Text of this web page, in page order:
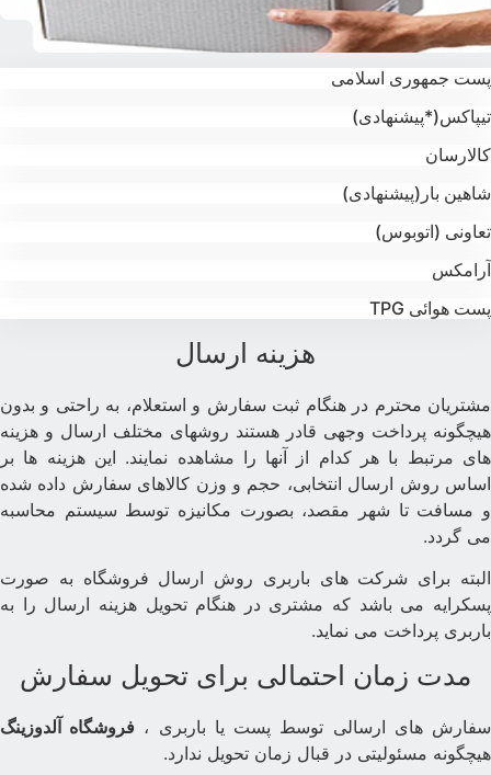
پست جمهوری اسلامی
تیپاکس(*پیشنهادی)
کالارسان
شاهین بار(پیشنهادی)
تعاونی (اتوبوس)
آرامکس
پست هوائی TPG
هزینه ارسال
مشتریان محترم در هنگام ثبت سفارش و استعلام، به راحتی و بدون
هیچگونه پرداخت وجهی قادر هستند روشهای مختلف ارسال و هزینه
های مرتبط با هر کدام از آنها را مشاهده نمایند. این هزینه ها بر
اساس روش ارسال انتخابی، حجم و وزن کالاهای سفارش داده شده
و مسافت تا شهر مقصد، بصورت مکانیزه توسط سیستم محاسبه
می گردد.
البته برای شرکت های باربری روش ارسال فروشگاه به صورت
پسکرایه می باشد که مشتری در هنگام تحویل هزینه ارسال را به
باربری پرداخت می نماید.
مدت زمان احتمالی برای تحویل سفارش
های ارسالی توسط پست یا باربری ، فروشگاه آلدوزینگ
هیچگونه مسئولیتی در قبال زمان تحویل ندارد.